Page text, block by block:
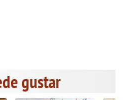
gustar